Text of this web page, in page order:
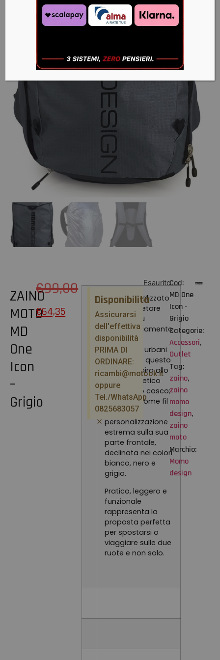
ZAINO
MOTO
MD
One
Icon
–
Grigio
€99,00
€64,35
MD ONE, realizzato
per completare
sempre più
l’equipaggiamento
dei moto-
scooteristi urbani
e non solo, questo
zaino, si ispira allo
stile magnetico
dell’iconico casco;
ha infatti come fil
rouge la
personalizzazione
estrema sulla sua
parte frontale,
declinata nei colori
bianco, nero e
grigio.
Pratico, leggero e
funzionale
rappresenta la
proposta perfetta
per spostarsi o
viaggiare sulle due
ruote e non solo.
Disponibilità
Assicurarsi
dell'effettiva
disponibilità
PRIMA DI
ORDINARE:
ricambi@motook.it
oppure
Tel./WhatsApp
0825683057
×
EsauritoCod:
MD One
Icon -
Grigio
Categorie:
Accessori,
Outlet
Tag:
zaino,
zaino
momo
design,
zaino
moto
Marchio:
Momo
design